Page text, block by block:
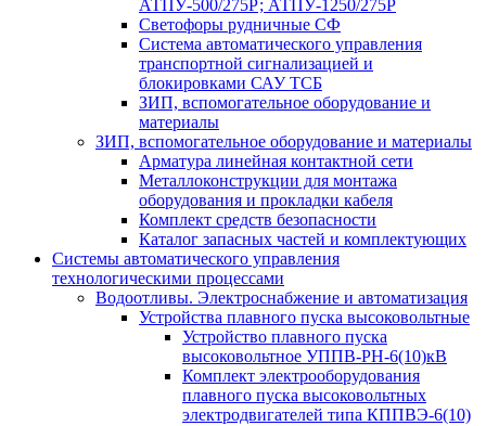
АТПУ-500/275Р; АТПУ-1250/275Р
Светофоры рудничные СФ
Система автоматического управления
транспортной сигнализацией и
блокировками САУ ТСБ
ЗИП, вспомогательное оборудование и
материалы
ЗИП, вспомогательное оборудование и материалы
Арматура линейная контактной сети
Металлоконструкции для монтажа
оборудования и прокладки кабеля
Комплект средств безопасности
Каталог запасных частей и комплектующих
Системы автоматического управления
технологическими процессами
Водоотливы. Электроснабжение и автоматизация
Устройства плавного пуска высоковольтные
Устройство плавного пуска
высоковольтное УППВ-РН-6(10)кВ
Комплект электрооборудования
плавного пуска высоковольтных
электродвигателей типа КППВЭ-6(10)